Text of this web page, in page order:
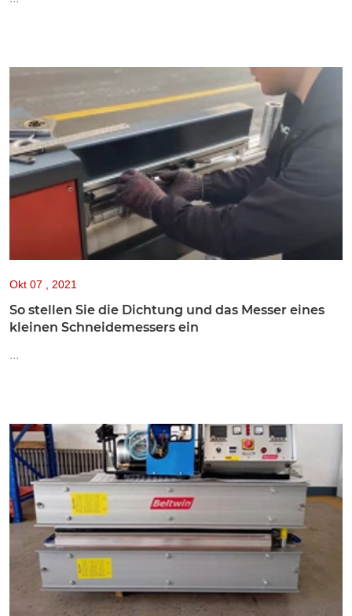
Okt 07 , 2021
So stellen Sie die Dichtung und das Messer eines
kleinen Schneidemessers ein
...